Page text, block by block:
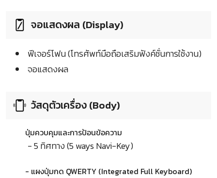
จอแสดงผล (Display)
ฟีเจอร์โฟน (โทรศัพท์มือถือเสริมฟังค์ชั่นการใช้งาน)
จอแสดงผล
วัสดุตัวเครื่อง (Body)
ปุ่มควบคุมและการป้อนข้อความ
- 5 ทิศทาง (5 ways Navi-Key)
- แผงปุ่มกด QWERTY (Integrated Full Keyboard)